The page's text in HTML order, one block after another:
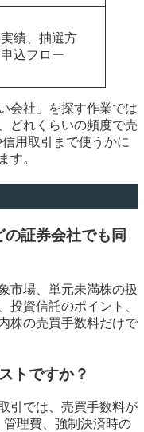
績、抽選方
込フロー
会社」を探す作業では
どれくらいの頻度で売
用取引まで使うかに
す。
証券会社でも同
市場、単元未満株の扱
投資信託のポイント、
株の売買手数料だけで
トですか？
引では、売買手数料が
理費、強制決済時の